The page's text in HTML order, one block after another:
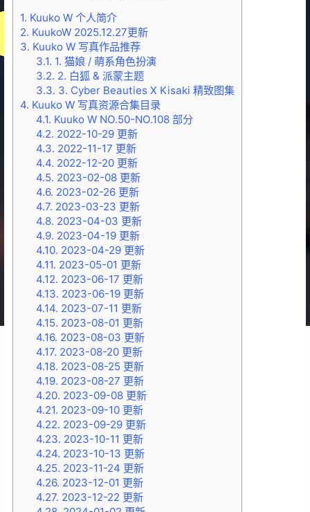
1. Kuuko W 个人简介
2. KuukoW 2025.12.27更新
3. Kuuko W 写真作品推荐
3.1. 1. 猫娘 / 萌系角色扮演
3.2. 2. 白狐 & 派蒙主题
3.3. 3. Cyber Beauties X Kisaki 精致图集
4. Kuuko W 写真资源合集目录
4.1. Kuuko W NO.50-NO.108 部分
4.2. 2022-10-29 更新
4.3. 2022-11-17 更新
4.4. 2022-12-20 更新
4.5. 2023-02-08 更新
4.6. 2023-02-26 更新
4.7. 2023-03-23 更新
4.8. 2023-04-03 更新
4.9. 2023-04-19 更新
4.10. 2023-04-29 更新
4.11. 2023-05-01 更新
4.12. 2023-06-17 更新
4.13. 2023-06-19 更新
4.14. 2023-07-11 更新
4.15. 2023-08-01 更新
4.16. 2023-08-03 更新
4.17. 2023-08-20 更新
4.18. 2023-08-25 更新
4.19. 2023-08-27 更新
4.20. 2023-09-08 更新
4.21. 2023-09-10 更新
4.22. 2023-09-29 更新
4.23. 2023-10-11 更新
4.24. 2023-10-13 更新
4.25. 2023-11-24 更新
4.26. 2023-12-01 更新
4.27. 2023-12-22 更新